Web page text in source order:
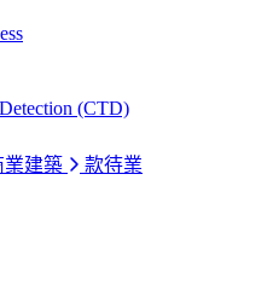
(CTD)
業建築 款待業